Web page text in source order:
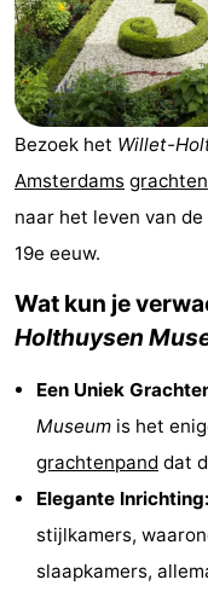
Attracties
Zien
&
Bezienswaardigheden
Musea
-
Monumenten
-
Uitkijkpunten
Attracties
Rondvaarten
Experiences
Dorpen
Bezoek het Willet-
Amsterdams
naar het leven van
19e eeuw.
Wat kun je
Holthuysen
Een Uniek
Museum is het
grachtenpand dat
Elegante Inrichting:
stijlkamers,
slaapkamers,